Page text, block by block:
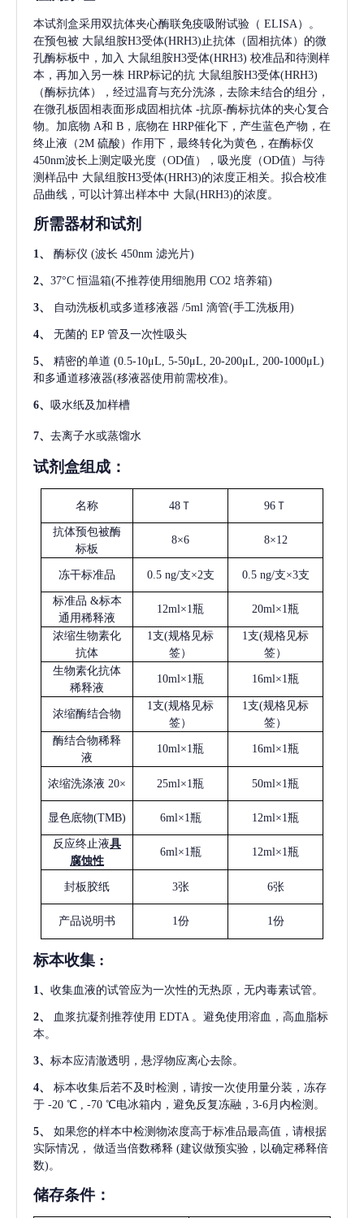
本试剂盒采用双抗体夹心酶联免疫吸附试验（ ELISA）。
在预包被 大鼠组胺H3受体(HRH3) 止抗体（固相抗体）的微
孔酶标板中，加入 大鼠组胺H3受体(HRH3) 校准品和待测样
本，再加入另一株 HRP标记的抗 大鼠组胺H3受体(HRH3)
（酶标抗体），经过温育与充分洗涤，去除未结合的组分，
在微孔板固相表面形成固相抗体 -抗原-酶标抗体的夹心复合
物。加底物 A和 B，底物在 HRP催化下，产生蓝色产物，在
终止液（2M 硫酸）作用下，最终转化为黄色，在酶标仪
450nm波长上测定吸光度（OD值），吸光度（OD值）与待
测样品中 大鼠组胺H3受体(HRH3)的浓度正相关。拟合校准
品曲线，可以计算出样本中 大鼠(HRH3)的浓度。
所需器材和试剂
1、 酶标仪 (波长 450nm 滤光片)
2、 37°C 恒温箱(不推荐使用细胞用 CO2 培养箱)
3、 自动洗板机或多道移液器 /5ml 滴管(手工洗板用)
4、 无菌的 EP 管及一次性吸头
5、 精密的单道 (0.5-10μL, 5-50μL, 20-200μL, 200-1000μL)
和多通道移液器(移液器使用前需校准)。
6、 吸水纸及加样槽
7、 去离子水或蒸馏水
试剂盒组成：
名称 48Ｔ 96Ｔ
抗体预包被酶
标板
8×6 8×12
冻干标准品 0.5 ng/支×2支 0.5 ng/支×3支
标准品 &标本
通用稀释液
12ml×1瓶 20ml×1瓶
浓缩生物素化
抗体
1支(规格见标
签）
1支(规格见标
签）
生物素化抗体
稀释液
10ml×1瓶 16ml×1瓶
浓缩酶结合物
1支(规格见标
签）
1支(规格见标
签）
酶结合物稀释
液
10ml×1瓶 16ml×1瓶
浓缩洗涤液 20× 25ml×1瓶 50ml×1瓶
显色底物(TMB) 6ml×1瓶 12ml×1瓶
反应终止液具
腐蚀性
6ml×1瓶 12ml×1瓶
封板胶纸 3张 6张
产品说明书 1份 1份
标本收集 :
1 、 收集血液的试管应为一次性的无热原，无内毒素试管。
2、 血浆抗凝剂推荐使用 EDTA 。避免使用溶血，高血脂标
本。
3、 标本应清澈透明，悬浮物应离心去除。
4、
标本收集后若不及时检测，请按一次使用量分装，冻存
于 -20 ℃ , -70 ℃电冰箱内，避免反复冻融，3-6月内检测。
5、
如果您的样本中检测物浓度高于标准品最高值，请根据
实际情况，
做适当倍数稀释 (建议做预实验，以确定稀释倍
数)。
储存条件：